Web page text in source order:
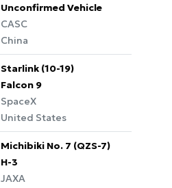
Unconfirmed Vehicle
CASC
China
Starlink (10-19)
Falcon 9
SpaceX
United States
Michibiki No. 7 (QZS-7)
Quasi-Zenith Satellite
System
H-3
JAXA